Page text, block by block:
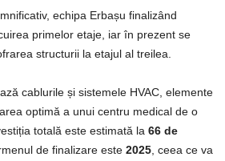
echipa Erbașu finalizând
primelor etaje, iar în prezent se
structurii la etajul al treilea.
cablurile și sistemele HVAC, elemente
optimă a unui centru medical de o
totală este estimată la 66 de
de finalizare este 2025 , ceea ce va